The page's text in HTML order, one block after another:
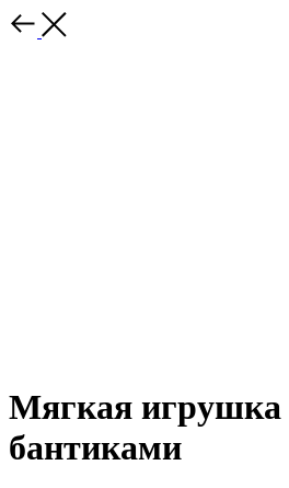
Мягкая игрушка
бантиками